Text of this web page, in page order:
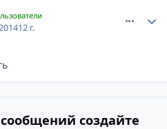
12 г.
создайте